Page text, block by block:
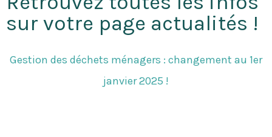
sur votre page actualités !
Gestion des déchets ménagers : changement au 1er
janvier 2025 !